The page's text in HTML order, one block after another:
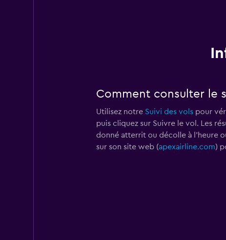
Comment consulter le
Utilisez notre Suivi des volspour
puis cliquez sur Suivre le vol. Les
donné atterrit ou décolle à l'heure
sur son site web (apexairline.com)